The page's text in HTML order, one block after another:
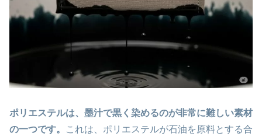
ポリエステルは、墨汁で黒く染めるのが非常に難しい素材
の一つです。
これは、ポリエステルが石油を原料とする合